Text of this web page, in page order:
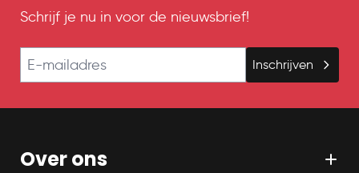
Schrijf je nu in voor de nieuwsbrief!
E-mailadres
Inschrijven
Over ons